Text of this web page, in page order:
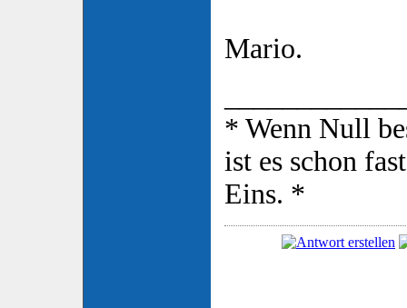
Mario.
* Wenn Null
ist es schon
Eins. *